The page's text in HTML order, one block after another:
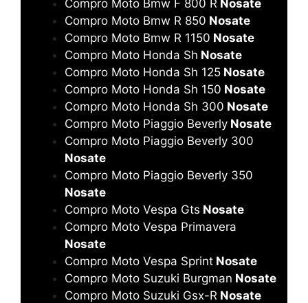
Compro Moto Bmw F 800 R Nosate
Compro Moto Bmw R 850 Nosate
Compro Moto Bmw R 1150 Nosate
Compro Moto Honda Sh Nosate
Compro Moto Honda Sh 125 Nosate
Compro Moto Honda Sh 150 Nosate
Compro Moto Honda Sh 300 Nosate
Compro Moto Piaggio Beverly Nosate
Compro Moto Piaggio Beverly 300
Nosate
Compro Moto Piaggio Beverly 350
Nosate
Compro Moto Vespa Gts Nosate
Compro Moto Vespa Primavera
Nosate
Compro Moto Vespa Sprint Nosate
Compro Moto Suzuki Burgman Nosate
Compro Moto Suzuki Gsx-R Nosate